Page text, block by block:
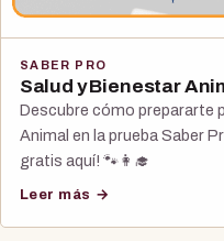
SABER PRO
Salud y Bienestar
Descubre cómo prepararte
Animal en la prueba Saber
gratis aquí! 🐾👩‍🎓
Leer más →